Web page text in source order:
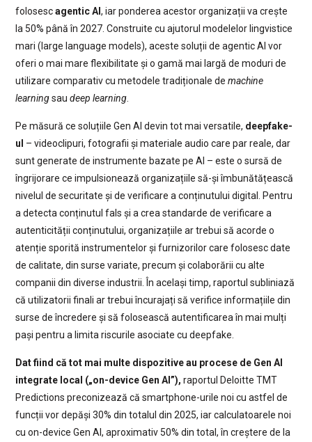
folosescagentic AI , iar ponderea acestor organizații va crește
la 50% până în 2027. Construite cu ajutorul modelelor lingvistice
mari (large language models), aceste soluții de agentic AI vor
oferi o mai mare flexibilitate și o gamă mai largă de moduri de
utilizare comparativ cu metodele tradiționale de machine
learningsau deep learning.
Pe măsură ce soluțiile Gen AI devin tot mai versatile, deepfake-
ul – videoclipuri, fotografii și materiale audio care par reale, dar
sunt generate de instrumente bazate pe AI – este o sursă de
îngrijorare ce impulsionează organizațiile să-și îmbunătățească
nivelul de securitate și de verificare a conținutului digital. Pentru
a detecta conținutul fals și a crea standarde de verificare a
autenticității conținutului, organizațiile ar trebui să acorde o
atenție sporită instrumentelor și furnizorilor care folosesc date
de calitate, din surse variate, precum și colaborării cu alte
companii din diverse industrii. În același timp, raportul subliniază
că utilizatorii finali ar trebui încurajați să verifice informațiile din
surse de încredere și să folosească autentificarea în mai mulți
pași pentru a limita riscurile asociate cu deepfake.
Dat fiind că tot mai multe dispozitive au procese de Gen AI
integrate local („on-device Gen AI”), raportul Deloitte TMT
Predictions preconizează că smartphone-urile noi cu astfel de
funcții vor depăși 30% din totalul din 2025, iar calculatoarele noi
cu on-device Gen AI, aproximativ 50% din total, în creștere de la